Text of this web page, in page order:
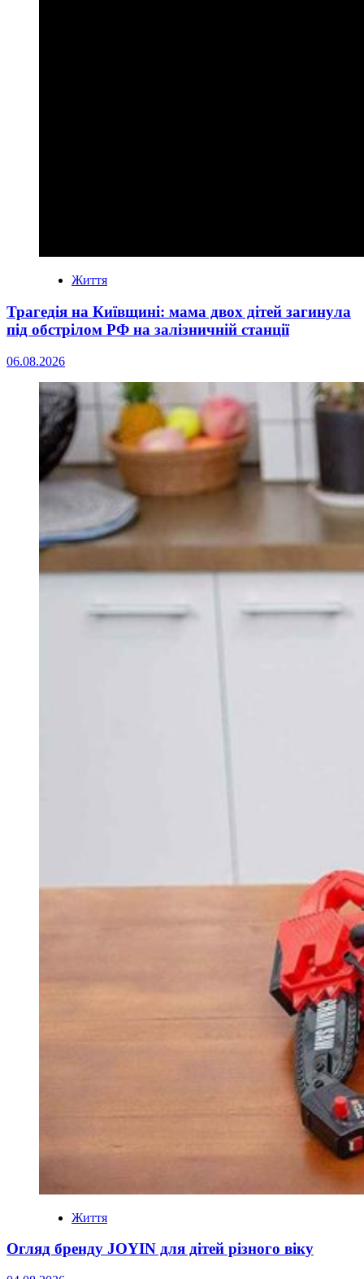
Життя
Трагедія на Київщині: мама двох дітей загинула
під обстрілом РФ на залізничній станції
06.08.2026
Життя
Огляд бренду JOYIN для дітей різного віку